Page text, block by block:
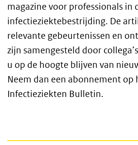
magazine voor professionals in
infectieziektebestrijding. De
relevante gebeurtenissen en
zijn samengesteld door
u op de hoogte blijven van
Neem dan een abonnement op
Infectieziekten Bulletin.